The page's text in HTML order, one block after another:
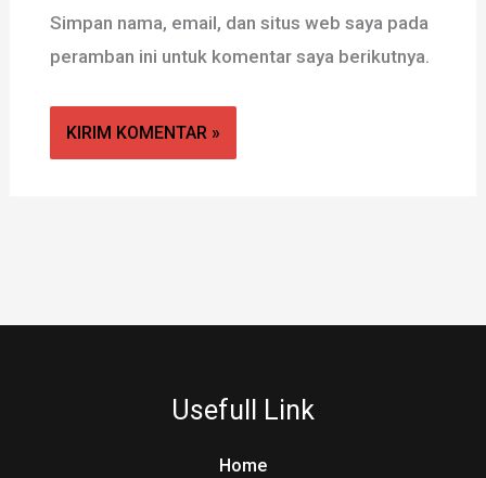
Simpan nama, email, dan situs web saya pada
peramban ini untuk komentar saya berikutnya.
Usefull Link
Home